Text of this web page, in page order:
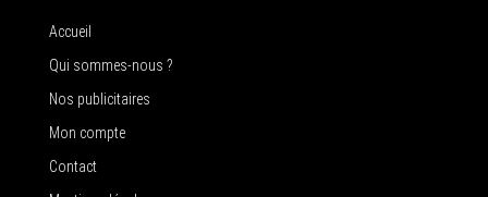
Accueil
Qui sommes-nous ?
Nos publicitaires
Mon compte
Contact